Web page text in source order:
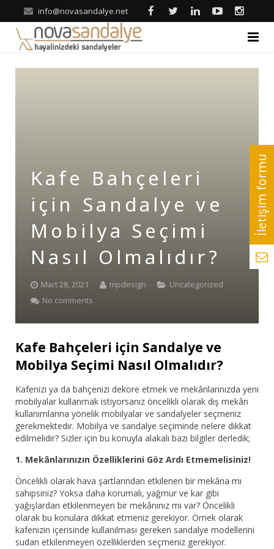
info@novasandalye.net
ANASAYFA
Metal Sandalye
Tonet-Thonet Sandalye
Hilton & Banket Sandalyeler
Klasik Sandalye
Bar Sandalyesi
Plastik Sandalye
Dış Mekan Sandalyeler
Masalar
Nova | Blog
İLETİŞİM
Kafe Bahçeleri
için Sandalye ve
Mobilya Seçimi
Nasıl Olmalıdır?
Mart 28, 2021 mpdesign
Uncategorized
No comments
Kafe Bahçeleri için Sandalye ve
Mobilya Seçimi Nasıl Olmalıdır?
Kafenizi ya da bahçenizi dekore etmek ve mekânlarınızda yeni
mobilyalar kullanmak istiyorsanız öncelikli olarak dış mekân
kullanımlarına yönelik mobilyalar ve sandalyeler seçmeniz
gerekmektedir. Mobilya ve sandalye seçiminde nelere dikkat
edilmelidir? Sizler için bu konuyla alakalı bazı bilgiler derledik;
1. Mekânlarınızın Özelliklerini Göz Ardı Etmemelisiniz!
Öncelikli olarak hava şartlarından etkilenen bir mekâna mı
sahipsiniz? Yoksa daha korumalı, yağmur ve kar gibi
yağışlardan etkilenmeyen bir mekânınız mı var? Öncelikli
olarak bu konulara dikkat etmeniz gerekiyor. Örnek olarak
kafenizin içerisinde kullanılması gereken sandalye modellerini
sudan etkilenmeyen özelliklerden seçmeniz gerekiyor.